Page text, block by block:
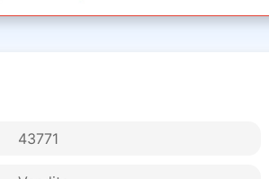
43771